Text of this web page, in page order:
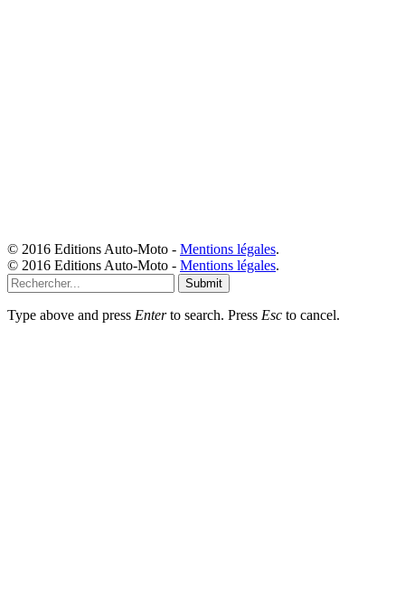
© 2016 Editions Auto-Moto - Mentions légales.
© 2016 Editions Auto-Moto - Mentions légales.
Submit
Type above and press Enterto search. Press Esc to cancel.